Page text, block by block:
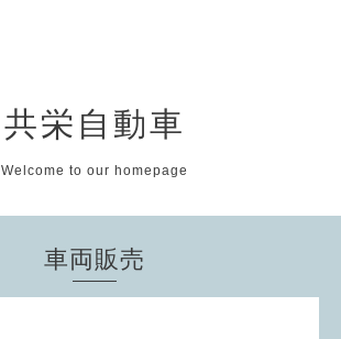
共栄自動車
Welcome to our homepage
車両販売